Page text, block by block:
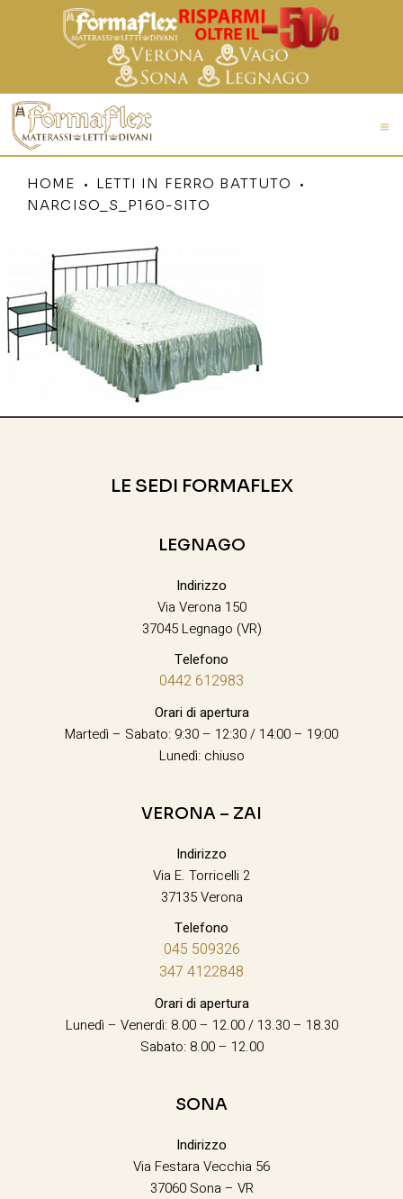
HOME
LETTI IN FERRO BATTUTO
NARCISO_S_P160-SITO
LE SEDI FORMAFLEX
LEGNAGO
Indirizzo
Via Verona 150
37045 Legnago (VR)
Telefono
0442 612983
Orari di apertura
Martedì – Sabato: 9:30 – 12:30 / 14:00 – 19:00
Lunedì: chiuso
VERONA – ZAI
Indirizzo
Via E. Torricelli 2
37135 Verona
Telefono
045 509326
347 4122848
Orari di apertura
Lunedì – Venerdì: 8.00 – 12.00 / 13.30 – 18.30
Sabato: 8.00 – 12.00
SONA
Indirizzo
Via Festara Vecchia 56
37060 Sona – VR